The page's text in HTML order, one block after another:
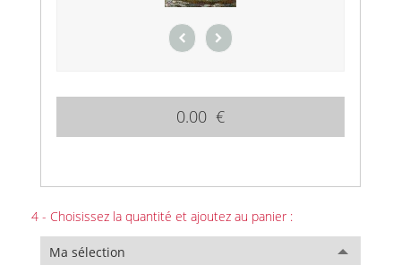
0.00 €
4 - Choisissez la quantité et ajoutez au panier :
Ma sélection